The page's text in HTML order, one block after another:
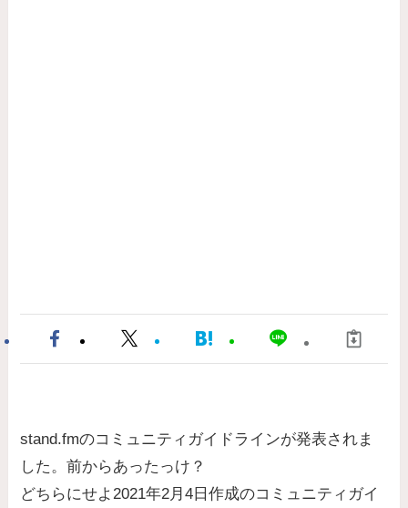
stand.fmのコミュニティガイドラインが発表されま
した。前からあったっけ？
どちらにせよ2021年2月4日作成のコミュニティガイ